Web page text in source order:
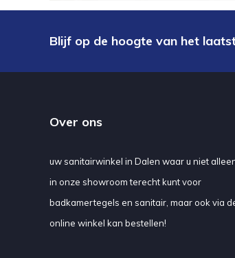
Blijf op de hoogte van het
Over ons
uw sanitairwinkel in Dalen waar u niet
in onze showroom terecht kunt voor
badkamertegels en sanitair, maar ook via
online winkel kan bestellen!